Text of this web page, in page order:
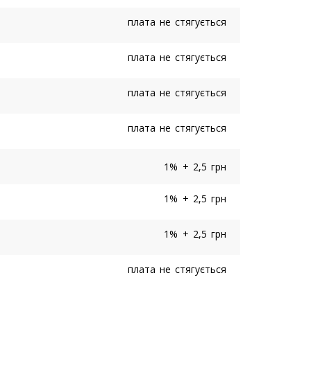
плата не стягується
плата не стягується
плата не стягується
плата не стягується
1% + 2,5 грн
1% + 2,5 грн
1% + 2,5 грн
плата не стягується